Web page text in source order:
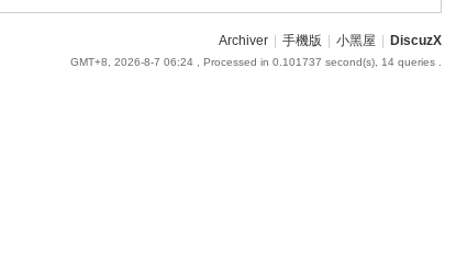
Archiver 手機版 小黑屋 DiscuzX
GMT+8, 2026-8-7 06:24, Processed in 0.101737 second(s), 14 queries .